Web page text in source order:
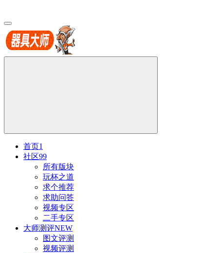
首页1
社区99
所有版块
玩杯之道
求个推荐
求助问答
视频专区
二手专区
大师测评NEW
图文评测
视频评测